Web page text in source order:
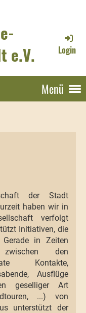
e.V.
Login
Menü
der Stadt
haben wir in
verfolgt
Initiativen, die
Gerade in Zeiten
zwischen den
Kontakte,
Ausflüge
geselliger Art
...) von
unterstützt der